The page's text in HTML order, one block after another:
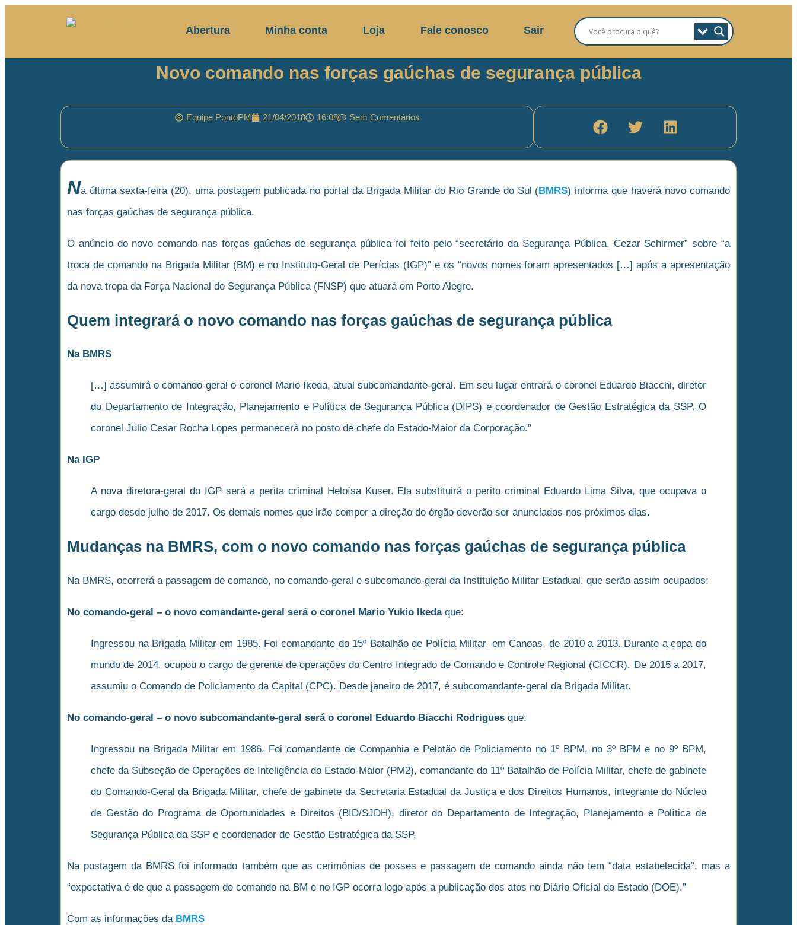
Abertura Minha conta Loja Fale conosco Sair
Novo comando nas forças gaúchas de segurança pública
Equipe PontoPM 21/04/2018 16:08 Sem Comentários
Na última sexta-feira (20), uma postagem publicada no portal da Brigada Militar do Rio Grande do Sul (BMRS) informa que haverá novo comando
nas forças gaúchas de segurança pública.
O anúncio do novo comando nas forças gaúchas de segurança pública foi feito pelo “secretário da Segurança Pública, Cezar Schirmer” sobre “a
troca de comando na Brigada Militar (BM) e no Instituto-Geral de Perícias (IGP)” e os “novos nomes foram apresentados […] após a apresentação
da nova tropa da Força Nacional de Segurança Pública (FNSP) que atuará em Porto Alegre.
Quem integrará o novo comando nas forças gaúchas de segurança pública
Na BMRS
[…] assumirá o comando-geral o coronel Mario Ikeda, atual subcomandante-geral. Em seu lugar entrará o coronel Eduardo Biacchi, diretor
do Departamento de Integração, Planejamento e Política de Segurança Pública (DIPS) e coordenador de Gestão Estratégica da SSP. O
coronel Julio Cesar Rocha Lopes permanecerá no posto de chefe do Estado-Maior da Corporação.”
Na IGP
A nova diretora-geral do IGP será a perita criminal Heloísa Kuser. Ela substituirá o perito criminal Eduardo Lima Silva, que ocupava o
cargo desde julho de 2017. Os demais nomes que irão compor a direção do órgão deverão ser anunciados nos próximos dias.
Mudanças na BMRS, com o novo comando nas forças gaúchas de segurança pública
Na BMRS, ocorrerá a passagem de comando, no comando-geral e subcomando-geral da Instituição Militar Estadual, que serão assim ocupados:
No comando-geral – o novo comandante-geral será o coronel Mario Yukio Ikedaque:
Ingressou na Brigada Militar em 1985. Foi comandante do 15º Batalhão de Polícia Militar, em Canoas, de 2010 a 2013. Durante a copa do
mundo de 2014, ocupou o cargo de gerente de operações do Centro Integrado de Comando e Controle Regional (CICCR). De 2015 a 2017,
assumiu o Comando de Policiamento da Capital (CPC). Desde janeiro de 2017, é subcomandante-geral da Brigada Militar.
No comando-geral – o novo subcomandante-geral será o coronel Eduardo Biacchi Rodrigues que:
Ingressou na Brigada Militar em 1986. Foi comandante de Companhia e Pelotão de Policiamento no 1º BPM, no 3º BPM e no 9º BPM,
chefe da Subseção de Operações de Inteligência do Estado-Maior (PM2), comandante do 11º Batalhão de Polícia Militar, chefe de gabinete
do Comando-Geral da Brigada Militar, chefe de gabinete da Secretaria Estadual da Justiça e dos Direitos Humanos, integrante do Núcleo
de Gestão do Programa de Oportunidades e Direitos (BID/SJDH), diretor do Departamento de Integração, Planejamento e Política de
Segurança Pública da SSP e coordenador de Gestão Estratégica da SSP.
Na postagem da BMRS foi informado também que as cerimônias de posses e passagem de comando ainda não tem “data estabelecida”, mas a
“expectativa é de que a passagem de comando na BM e no IGP ocorra logo após a publicação dos atos no Diário Oficial do Estado (DOE).”
Com as informações da BMRS